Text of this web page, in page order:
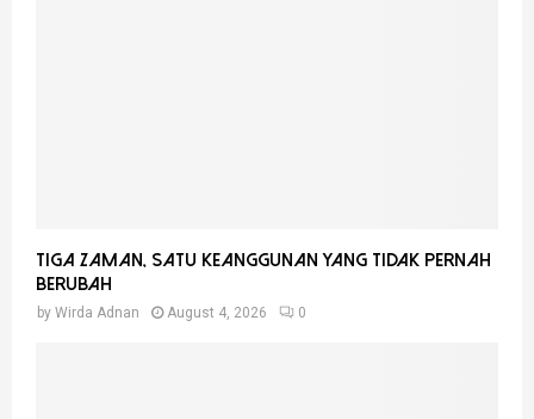
Tiga Zaman, Satu Keanggunan Yang Tidak Pernah
Berubah
by Wirda Adnan August 4, 2026 0